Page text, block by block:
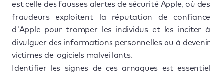
est celle des fausses alertes de sécurité Apple, où des
fraudeurs exploitent la réputation de confiance
d'Apple pour tromper les individus et les inciter à
divulguer des informations personnelles ou à devenir
victimes de logiciels malveillants.
Identifier les signes de ces arnaques est essentiel